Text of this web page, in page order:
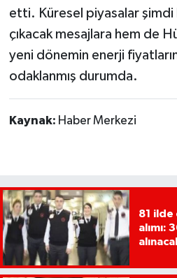
etti. Küresel piyasalar
çıkacak mesajlara hem de
yeni dönemin enerji
odaklanmış durumda.
Kaynak: Haber Merkezi
81 ilde
alımı: